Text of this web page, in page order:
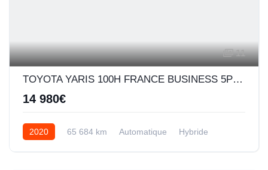
11
TOYOTA YARIS 100H FRANCE BUSINESS 5P MY19
14 980€
2020 65 684 km Automatique Hybride